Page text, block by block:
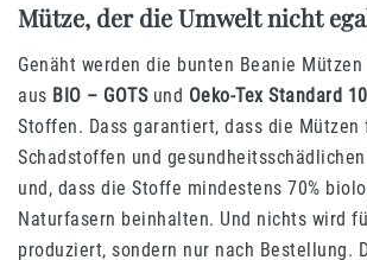
Mütze, der die Umwelt nicht
Genäht werden die bunten Beanie
aus BIO – GOTSund Oeko-Tex Standard
Stoffen. Dass garantiert, dass die Mützen
Schadstoffen und
und, dass die Stoffe mindestens 70%
Naturfasern beinhalten. Und nichts wird
produziert, sondern nur nach Bestellung.